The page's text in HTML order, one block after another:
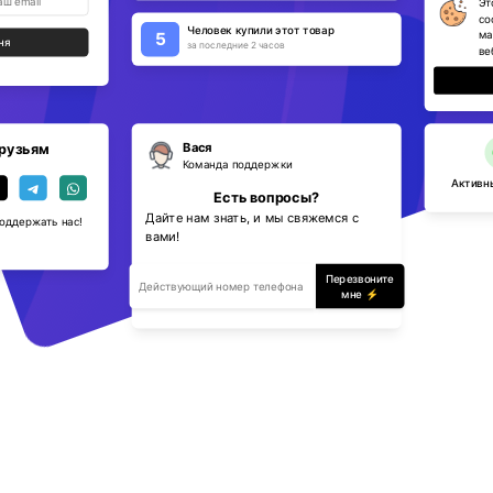
5 Человек купили этот товар
за последние 2 часов
нас!
Вася
Команда поддержки
Есть вопросы?
Дайте нам знать, и мы свяжемся с
вами!
Перезвоните
мне ⚡️